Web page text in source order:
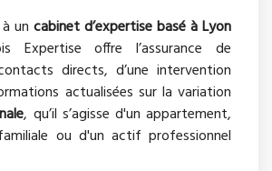
un cabinet d’expertise basé à Lyon
Expertise offre l’assurance de
directs, d’une intervention
actualisées sur la variation
, qu’il s’agisse d'un appartement,
ou d'un actif professionnel